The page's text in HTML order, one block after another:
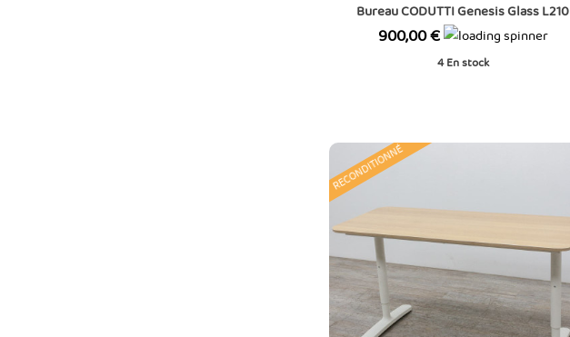
Bureau CODUTTI Genesis Glass L210
Prix
900,00 €
4En stock
RECONDITIONNÉ